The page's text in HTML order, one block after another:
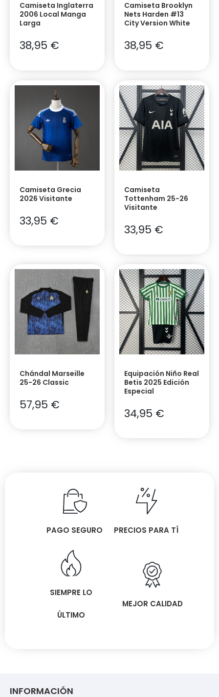
Camiseta Inglaterra
2006 Local Manga
Larga
38,95 €
Camiseta Brooklyn
Nets Harden #13
City Version White
38,95 €
Camiseta Grecia
2026 Visitante
33,95 €
Camiseta
Tottenham 25-26
Visitante
33,95 €
Chándal Marseille
25-26 Classic
57,95 €
Equipación Niño Real
Betis 2025 Edición
Especial
34,95 €
PAGO SEGURO PRECIOS PARA TÍ
SIEMPRE LO
ÚLTIMO
MEJOR CALIDAD
INFORMACIÓN